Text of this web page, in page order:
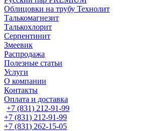
Облицовки на трубу Технолит
Талькомагнезит
Талькохлорит
Серпентинит
Змеевик
Распродажа
Полезные статьи
Услуги
О компании
Контакты
Оплата и доставка
+7 (831) 212-91-99
+7 (831) 212-91-99
+7 (831) 262-15-05